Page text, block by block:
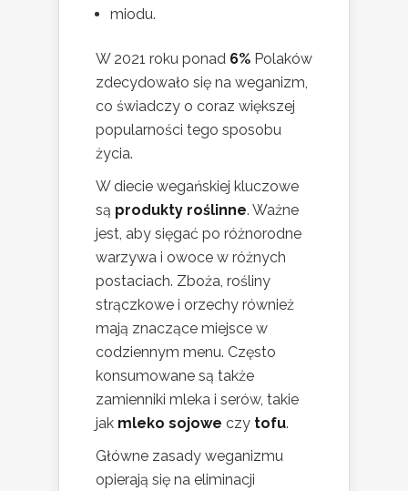
miodu.
W 2021 roku ponad 6% Polaków
zdecydowało się na weganizm,
co świadczy o coraz większej
popularności tego sposobu
życia.
W diecie wegańskiej kluczowe
są produkty roślinne. Ważne
jest, aby sięgać po różnorodne
warzywa i owoce w różnych
postaciach. Zboża, rośliny
strączkowe i orzechy również
mają znaczące miejsce w
codziennym menu. Często
konsumowane są także
zamienniki mleka i serów, takie
jak mleko sojowe czy tofu.
Główne zasady weganizmu
opierają się na eliminacji